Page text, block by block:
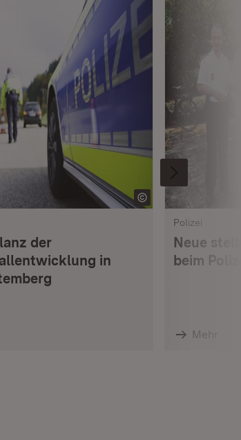
der
in
Polizei
Neue
beim
Mehr